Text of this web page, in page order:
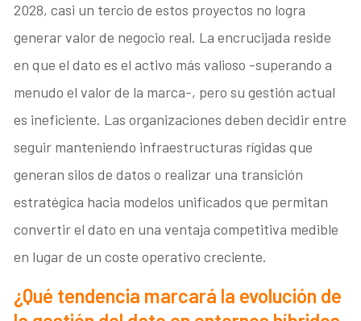
2028, casi un tercio de estos proyectos no logra
generar valor de negocio real. La encrucijada reside
en que el dato es el activo más valioso -superando a
menudo el valor de la marca-, pero su gestión actual
es ineficiente. Las organizaciones deben decidir entre
seguir manteniendo infraestructuras rígidas que
generan silos de datos o realizar una transición
estratégica hacia modelos unificados que permitan
convertir el dato en una ventaja competitiva medible
en lugar de un coste operativo creciente.
¿Qué tendencia marcará la evolución de